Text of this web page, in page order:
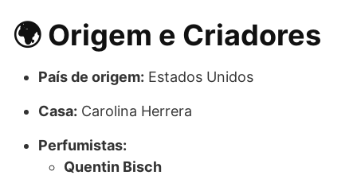
🌍 Origem e Criadores
País de origem: Estados Unidos
Casa: Carolina Herrera
Perfumistas:
Quentin Bisch